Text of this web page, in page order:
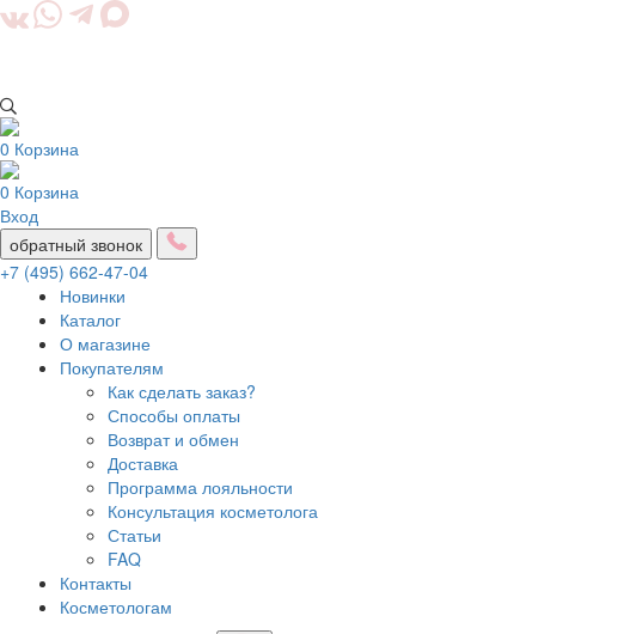
0 Корзина
0 Корзина
Вход
обратный звонок
+7 (495) 662-47-04
Новинки
Каталог
О магазине
Покупателям
Как сделать заказ?
Способы оплаты
Возврат и обмен
Доставка
Программа лояльности
Консультация косметолога
Статьи
FAQ
Контакты
Косметологам